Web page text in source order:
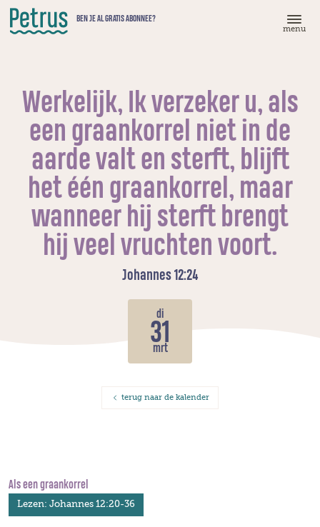
Doorgaan
naar
hoofdinhoud
BEN JE AL GRATIS ABONNEE?
menu
Werkelijk, Ik verzeker u, als
een graankorrel niet in de
aarde valt en sterft, blijft
het één graankorrel, maar
wanneer hij sterft brengt
hij veel vruchten voort.
Johannes 12:24
di
31
mrt
terug naar de kalender
Als een graankorrel
Lezen: Johannes 12:20-36